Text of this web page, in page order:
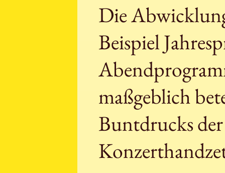
Die
Beispiel
maßgeblich
Buntdrucks